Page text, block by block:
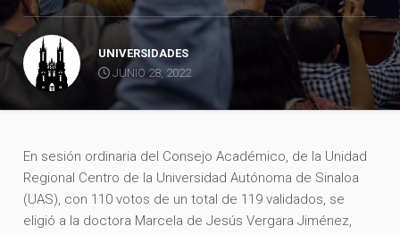
UNIVERSIDADES
JUNIO 28, 2022
En sesión ordinaria del Consejo Académico, de la Unidad
Regional Centro de la Universidad Autónoma de Sinaloa
(UAS), con 110 votos de un total de 119 validados, se
eligió a la doctora Marcela de Jesús Vergara Jiménez,